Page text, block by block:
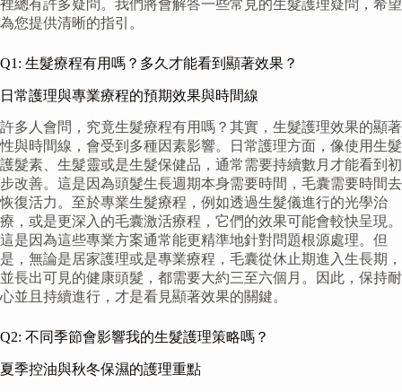
裡總有許多疑問。我們將會解答一些常見的生髮護理疑問，希望
為您提供清晰的指引。
Q1: 生髮療程有用嗎？多久才能看到顯著效果？
日常護理與專業療程的預期效果與時間線
許多人會問，究竟生髮療程有用嗎？其實，生髮護理效果的顯著
性與時間線，會受到多種因素影響。日常護理方面，像使用生髮
護髮素、生髮靈或是生髮保健品，通常需要持續數月才能看到初
步改善。這是因為頭髮生長週期本身需要時間，毛囊需要時間去
恢復活力。至於專業生髮療程，例如透過生髮儀進行的光學治
療，或是更深入的毛囊激活療程，它們的效果可能會較快呈現。
這是因為這些專業方案通常能更精準地針對問題根源處理。但
是，無論是居家護理或是專業療程，毛囊從休止期進入生長期，
並長出可見的健康頭髮，都需要大約三至六個月。因此，保持耐
心並且持續進行，才是看見顯著效果的關鍵。
Q2: 不同季節會影響我的生髮護理策略嗎？
夏季控油與秋冬保濕的護理重點